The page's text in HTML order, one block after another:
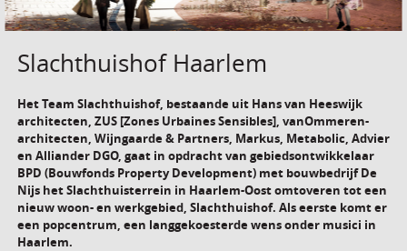
Slachthuishof Haarlem
Het Team Slachthuishof, bestaande uit Hans van Heeswijk
architecten, ZUS [Zones Urbaines Sensibles], vanOmmeren-
architecten, Wijngaarde & Partners, Markus, Metabolic, Advier
en Alliander DGO, gaat in opdracht van gebiedsontwikkelaar
BPD (Bouwfonds Property Development) met bouwbedrijf De
Nijs het Slachthuisterrein in Haarlem-Oost omtoveren tot een
nieuw woon- en werkgebied, Slachthuishof. Als eerste komt er
een popcentrum, een langgekoesterde wens onder musici in
Haarlem.